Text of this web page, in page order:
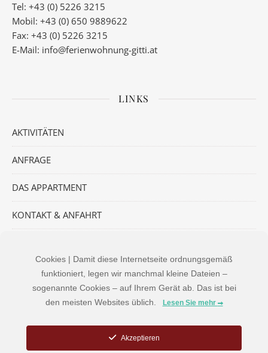
Tel: +43 (0) 5226 3215
Mobil: +43 (0) 650 9889622
Fax: +43 (0) 5226 3215
E-Mail: info@ferienwohnung-gitti.at
LINKS
AKTIVITÄTEN
ANFRAGE
DAS APPARTMENT
KONTAKT & ANFAHRT
INFO
Cookies | Damit diese Internetseite ordnungsgemäß
funktioniert, legen wir manchmal kleine Dateien –
sogenannte Cookies – auf Ihrem Gerät ab. Das ist bei
den meisten Websites üblich.
Lesen Sie mehr
Akzeptieren